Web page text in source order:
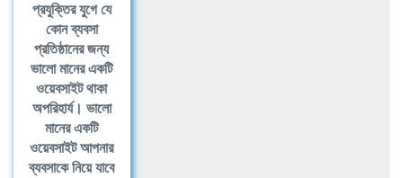
প্রযুক্তির যুগে যে
কোন ব্যবসা
প্রতিষ্ঠানের জন্য
ভালো মানের একটি
ওয়েবসাইট থাকা
অপরিহার্য। ভালো
মানের একটি
ওয়েবসাইট আপনার
ব্যবসাকে নিয়ে যাবে